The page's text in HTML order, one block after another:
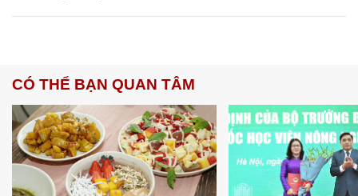
CÓ THỂ BẠN QUAN TÂM